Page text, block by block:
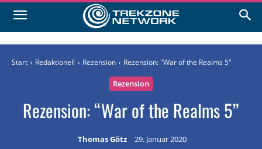
Start Redaktionell Rezension Rezension: "War of the Realms 5"
Rezension
Rezension: “War of the Realms 5”
Thomas Götz 29. Januar 2020